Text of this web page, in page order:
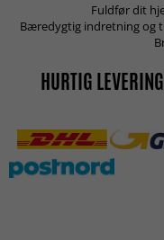
Fuldfør dit
Bæredygtig indretning og
HURTIG LEVERING